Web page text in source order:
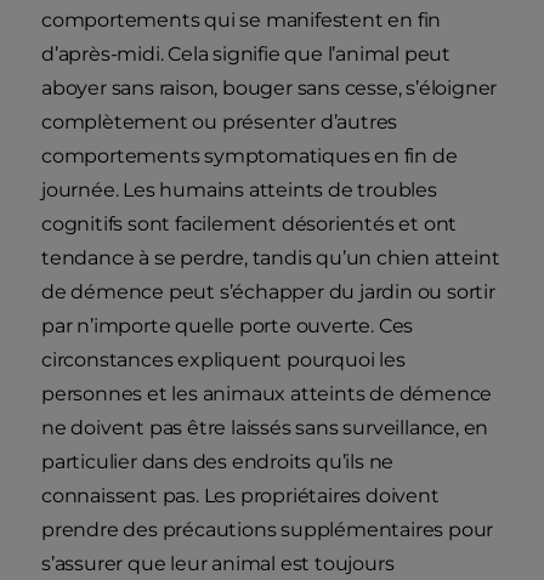
comportements qui se manifestent en fin
d’après-midi. Cela signifie que l’animal peut
aboyer sans raison, bouger sans cesse, s’éloigner
complètement ou présenter d’autres
comportements symptomatiques en fin de
journée. Les humains atteints de troubles
cognitifs sont facilement désorientés et ont
tendance à se perdre, tandis qu’un chien atteint
de démence peut s’échapper du jardin ou sortir
par n’importe quelle porte ouverte. Ces
circonstances expliquent pourquoi les
personnes et les animaux atteints de démence
ne doivent pas être laissés sans surveillance, en
particulier dans des endroits qu’ils ne
connaissent pas. Les propriétaires doivent
prendre des précautions supplémentaires pour
s’assurer que leur animal est toujours